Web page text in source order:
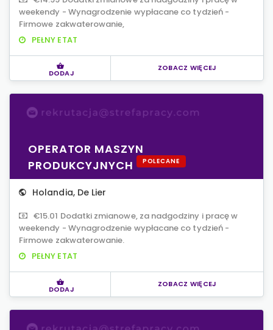
weekendy - Wynagrodzenie wypłacane co tydzień -
Firmowe zakwaterowanie,
PEŁNY ETAT
DODAJ
ZOBACZ WIĘCEJ
OPERATOR MASZYN
PRODUKCYJNYCH
POLECANE
Holandia, De Lier
€15.01 Dodatki zmianowe, za nadgodziny i pracę w
weekendy - Wynagrodzenie wypłacane co tydzień -
Firmowe zakwaterowanie.
PEŁNY ETAT
DODAJ
ZOBACZ WIĘCEJ